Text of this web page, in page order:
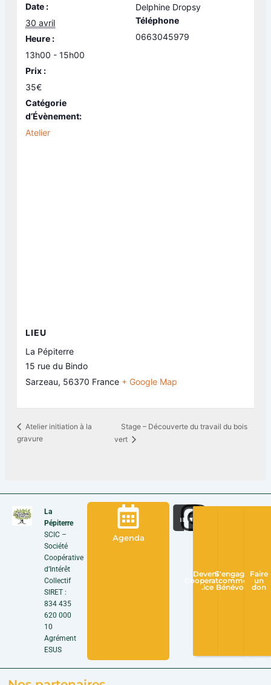
Date :
30 avril
Heure :
13h00 - 15h00
Prix :
35€
Catégorie
d’Évènement:
Atelier
Delphine Dropsy
Téléphone
0663045979
LIEU
La Pépiterre
15 rue du Bindo
Sarzeau, 56370 France + Google Map
Atelier initiation à la
gravure
Stage – Découverte du travail du bois
vert
La
Pépiterre
SCIC –
Société
Coopérative
d’Intérêt
Collectif
SIRET :
834 435
620 000
10
Agrément
ESUS
Agenda
Devenir
Cooperateur
.ice
S'engager
comme
Bénévole
Faire
un
don